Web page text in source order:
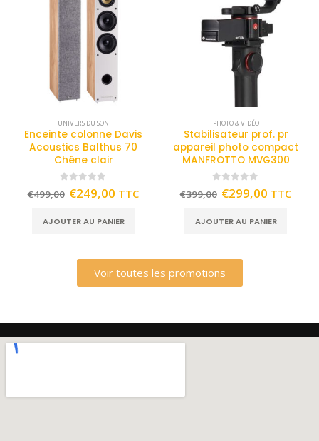
UNIVERS DU SON
Enceinte colonne Davis
Acoustics Balthus 70
Chêne clair
out of 5
€499,00 €249,00 TTC
AJOUTER AU PANIER
PHOTO & VIDÉO
Stabilisateur prof. pr
appareil photo compact
MANFROTTO MVG300
out of 5
€399,00 €299,00 TTC
AJOUTER AU PANIER
Voir toutes les promotions